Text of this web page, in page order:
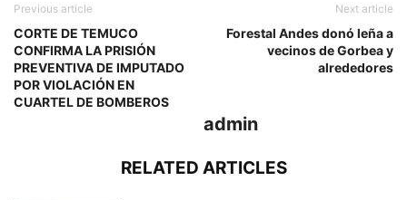
Previous article
CORTE DE TEMUCO
CONFIRMA LA PRISIÓN
PREVENTIVA DE IMPUTADO
POR VIOLACIÓN EN
CUARTEL DE BOMBEROS
Next article
Forestal Andes donó leña a
vecinos de Gorbea y
alrededores
admin
RELATED ARTICLES